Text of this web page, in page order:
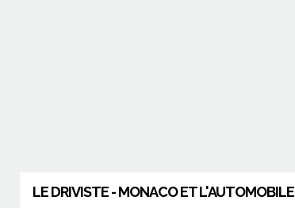
LE DRIVISTE - MONACO ET L'AUTOMOBILE